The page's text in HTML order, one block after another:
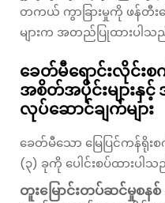
တကယ် ကွာခြားမှုကို ဖန်တီး
များက အတည်ပြုထားပါသ
ခေတ်မီရောင်းလိုင်း
အစိတ်အပိုင်းများနှ
လုပ်ဆောင်ချက်များ
ခေတ်မီသော မြေပြင်ကန်
(၃) ခုကို ပေါင်းစပ်ထားပါ
တူးမြောင်းတပ်ဆင်မှုစနစ်